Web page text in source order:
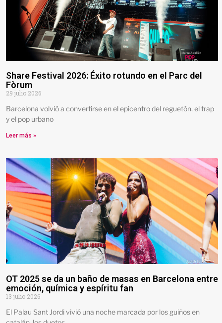
Share Festival 2026: Éxito rotundo en el Parc del
Fòrum
29 julio 2026
Barcelona volvió a convertirse en el epicentro del reguetón, el trap
y el pop urbano
Leer más »
OT 2025 se da un baño de masas en Barcelona entre
emoción, química y espíritu fan
13 julio 2026
El Palau Sant Jordi vivió una noche marcada por los guiños en